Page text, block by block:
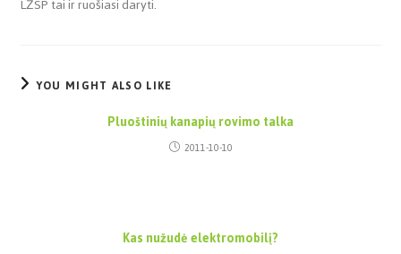
LŽSP tai ir ruošiasi daryti.
YOU MIGHT ALSO LIKE
Pluoštinių kanapių rovimo talka
2011-10-10
Kas nužudė elektromobilį?